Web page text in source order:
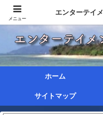
ホーム
サイトマップ
メニュー
エンターテイ